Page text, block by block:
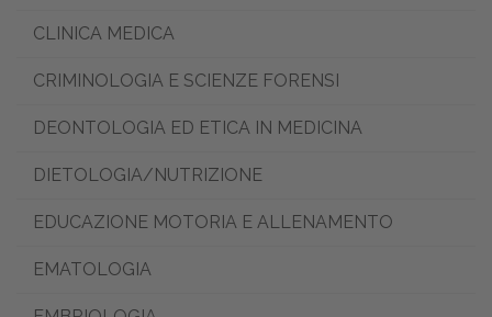
CLINICA MEDICA
CRIMINOLOGIA E SCIENZE FORENSI
DEONTOLOGIA ED ETICA IN MEDICINA
DIETOLOGIA/NUTRIZIONE
EDUCAZIONE MOTORIA E ALLENAMENTO
EMATOLOGIA